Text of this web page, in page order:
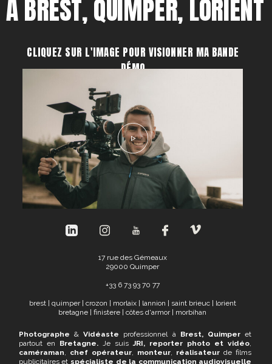
CLIQUEZ SUR L'IMAGE POUR VISIONNER MA BANDE
DÉMO
À BREST, QUIMPER, LORIENT
Photographe & Vidéaste professionnel à Brest, Quimper et
partout en Bretagne.Je suisJRI, reporter photo et vidéo,
caméraman, chef opérateur, monteur, réalisateur de films
publicitaires etspécialiste de la communication audiovisuelle
17 rue des Gémeaux
29000 Quimper
+33 6 73 93 70 77
brest| quimper| crozon morlaix| lannion saint brieuc| lorient
bretagne |finistere |côtes d'armor| morbihan